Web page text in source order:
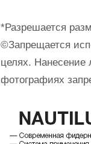
*Разрешается
©Запрещается
целях. Нанесение
фотографиях